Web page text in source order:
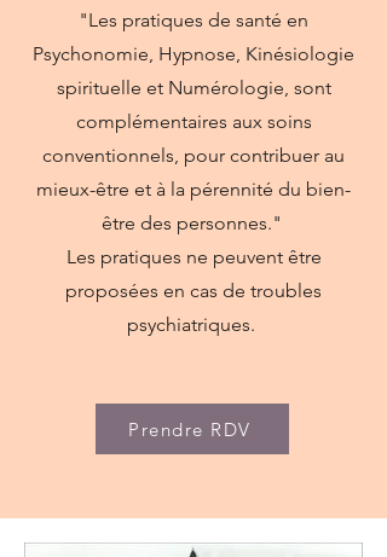
"Les pratiques de santé en
Psychonomie, Hypnose, Kinésiologie
spirituelle et Numérologie, sont
complémentaires aux soins
conventionnels, pour contribuer au
mieux-être et à la pérennité du bien-
être des personnes."
Les pratiques ne peuvent être
proposées en cas de troubles
psychiatriques.
Prendre RDV